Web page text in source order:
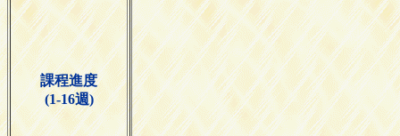
課程進度
(1-16週)